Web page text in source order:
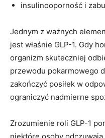
insulinooporność i
Jednym z ważnych
jest właśnie GLP-1. Gdy
organizm skuteczniej
przewodu pokarmowego
zakończyć posiłek w
ograniczyć nadmierne
Zrozumienie roli GLP-1